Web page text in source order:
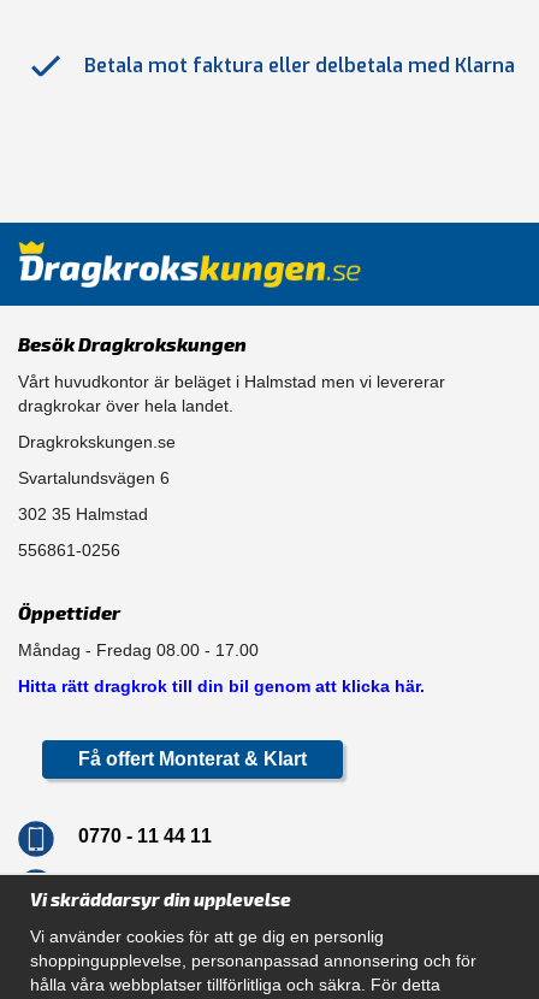
Betala mot faktura eller delbetala med Klarna
Besök Dragkrokskungen
Vårt huvudkontor är beläget i Halmstad men vi levererar
dragkrokar över hela landet.
Dragkrokskungen.se
Svartalundsvägen 6
302 35 Halmstad
556861-0256
Öppettider
Måndag - Fredag 08.00 - 17.00
Hitta rätt dragkrok till din bil genom att klicka här.
Få offert Monterat & Klart
0770 - 11 44 11
Vi skräddarsyr din upplevelse
Vi använder cookies för att ge dig en personlig
shoppingupplevelse, personanpassad annonsering och för
hålla våra webbplatser tillförlitliga och säkra. För detta